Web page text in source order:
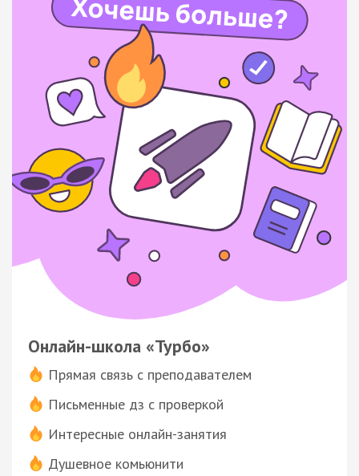
Онлайн-школа «Турбо»
Прямая связь с преподавателем
Письменные дз с проверкой
Интересные онлайн-занятия
Душевное комьюнити